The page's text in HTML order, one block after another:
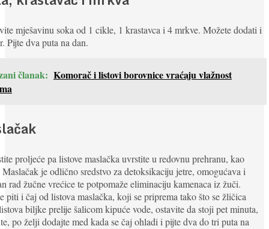
mješavinu soka od 1 cikle, 1 krastavca i 4 mrkve. Možete dodati i
Pijte dva puta na dan.
članak: Komorač i listovi borovnice vraćaju vlažnost
proljeće pa listove maslačka uvrstite u redovnu prehranu, kao
Maslačak je odlično sredstvo za detoksikaciju jetre, omogućava i
rad žučne vrećice te potpomaže eliminaciju kamenaca iz žuči.
piti i čaj od listova maslačka, koji se priprema tako što se žličica
biljke prelije šalicom kipuće vode, ostavite da stoji pet minuta,
po želji dodajte med kada se čaj ohladi i pijte dva do tri puta na